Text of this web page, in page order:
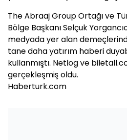
The Abraaj Group Ortağı ve
Bölge Başkanı Selçuk
medyada yer alan
tane daha yatırım haberi
kullanmıştı. Netlog ve
gerçekleşmiş oldu.
Haberturk.com